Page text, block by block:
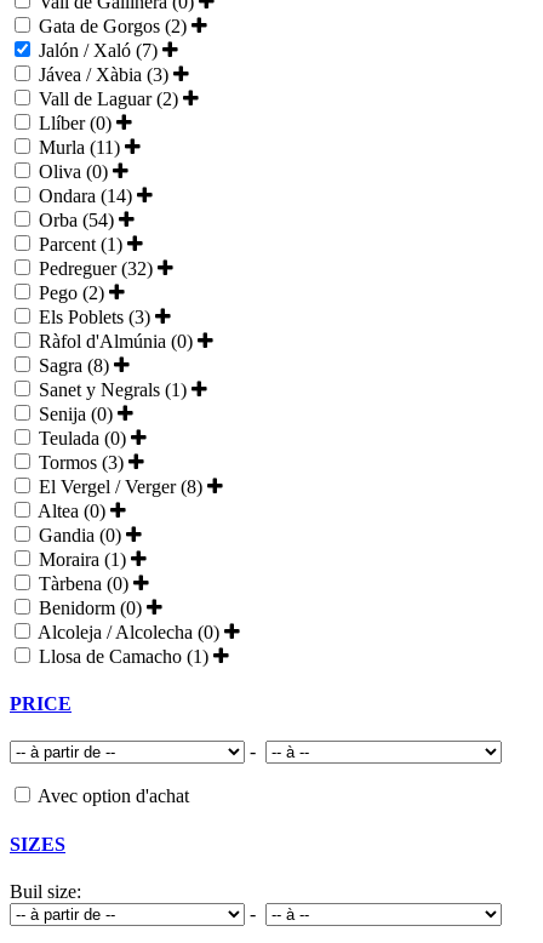
Gata de Gorgos (2)
Jalón / Xaló (7)
Jávea / Xàbia (3)
Vall de Laguar (2)
Llíber (0)
Murla (11)
Oliva (0)
Ondara (14)
Orba (54)
Parcent (1)
Pedreguer (32)
Pego (2)
Els Poblets (3)
Ràfol d'Almúnia (0)
Sagra (8)
Sanet y Negrals (1)
Senija (0)
Teulada (0)
Tormos (3)
El Vergel / Verger (8)
Altea (0)
Gandia (0)
Moraira (1)
Tàrbena (0)
Benidorm (0)
Alcoleja / Alcolecha (0)
Llosa de Camacho (1)
PRICE
-
Avec option d'achat
SIZES
Buil size:
-